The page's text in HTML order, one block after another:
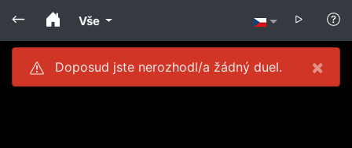
Vše
Doposud jste nerozhodl/a žádný duel. ×